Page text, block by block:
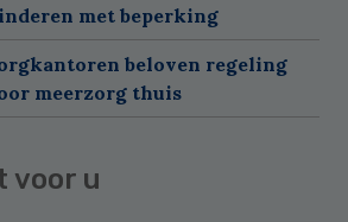
met beperking
beloven regeling
meerzorg thuis
voor u